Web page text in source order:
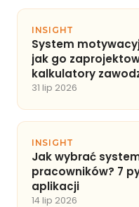
INSIGHT
System
jak go
kalkulatory
31 lip 2026
INSIGHT
Jak wybrać
pracowników? 7
aplikacji
14 lip 2026